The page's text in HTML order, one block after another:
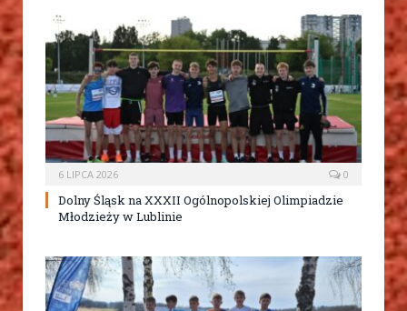
6 LIPCA 2026 0
Dolny Śląsk na XXXII Ogólnopolskiej Olimpiadzie
Młodzieży w Lublinie